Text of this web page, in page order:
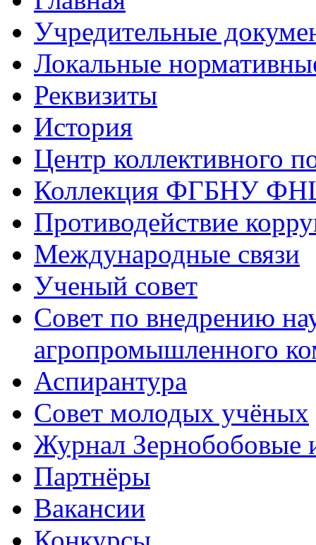
Учредительные
Локальные
Реквизиты
История
Центр коллективного
Коллекция ФГБНУ
Противодействие
Международные связи
Ученый совет
Совет по внедрению
агропромышленного
Аспирантура
Совет молодых учёных
Журнал Зернобобовые
Партнёры
Вакансии